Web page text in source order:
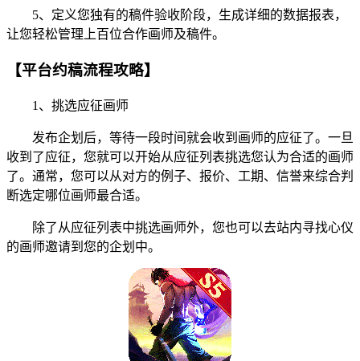
5、定义您独有的稿件验收阶段，生成详细的数据报表，
让您轻松管理上百位合作画师及稿件。
【平台约稿流程攻略】
1、挑选应征画师
发布企划后，等待一段时间就会收到画师的应征了。一旦
收到了应征，您就可以开始从应征列表挑选您认为合适的画师
了。通常，您可以从对方的例子、报价、工期、信誉来综合判
断选定哪位画师最合适。
除了从应征列表中挑选画师外，您也可以去站内寻找心仪
的画师邀请到您的企划中。